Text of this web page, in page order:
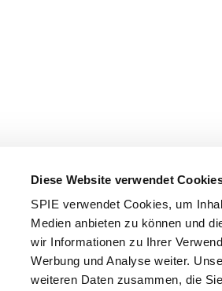
Diese Website verwendet
SPIE verwendet Cookies, um
Medien anbieten zu können und
wir Informationen zu Ihrer
Werbung und Analyse weiter.
weiteren Daten zusammen, die